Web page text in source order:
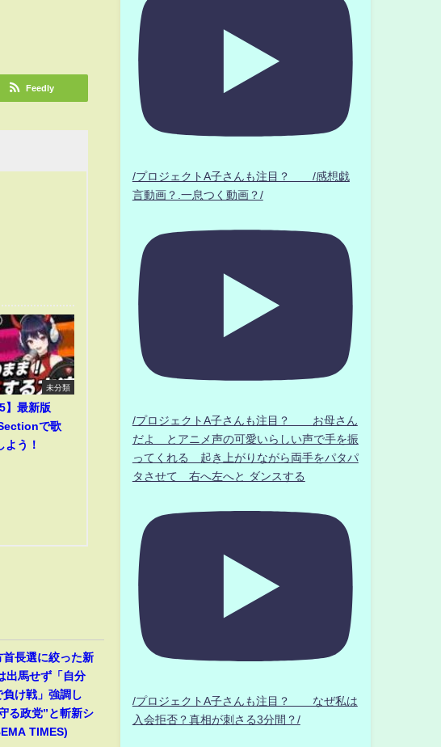
Feedly
未分類
】最新版
で歌
よう！
長選に絞った新
出馬せず「自分
け戦」強調し
る政党”と斬新シ
TIMES)
/プロジェクトA子さんも注目？ /感想戯
言動画？.一息つく動画？/
/プロジェクトA子さんも注目？ お母さん
だよ とアニメ声の可愛いらしい声で手を振
ってくれる 起き上がりながら両手をパタパ
タさせて 右へ左へと ダンスする
/プロジェクトA子さんも注目？ なぜ私は
入会拒否？真相が刺さる3分間？/